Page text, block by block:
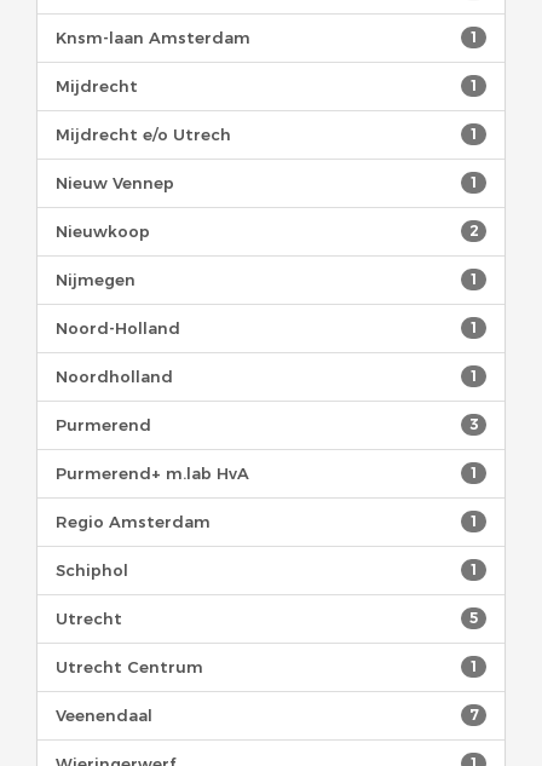
1
Knsm-laan Amsterdam
1
Mijdrecht
1
Mijdrecht e/o Utrech
1
Nieuw Vennep
2
Nieuwkoop
1
Nijmegen
1
Noord-Holland
1
Noordholland
3
Purmerend
1
Purmerend+ m.lab HvA
1
Regio Amsterdam
1
Schiphol
5
Utrecht
1
Utrecht Centrum
7
Veenendaal